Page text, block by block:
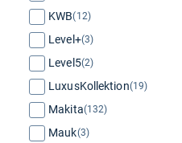
KWB(12)
Level+(3)
Level5(2)
LuxusKollektion(19)
Makita(132)
Mauk(3)